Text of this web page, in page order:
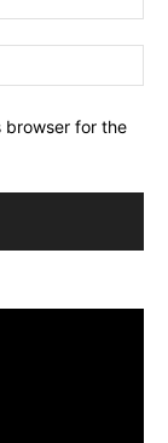
browser for the